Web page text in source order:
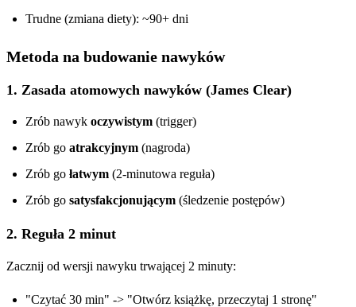
Trudne (zmiana diety): ~90+ dni
Metoda na budowanie nawyków
1. Zasada atomowych nawyków (James Clear)
Zrób nawyk oczywistym (trigger)
Zrób go atrakcyjnym (nagroda)
Zrób go łatwym (2-minutowa reguła)
Zrób go satysfakcjonującym (śledzenie postępów)
2. Reguła 2 minut
Zacznij od wersji nawyku trwającej 2 minuty:
"Czytać 30 min" -> "Otwórz książkę, przeczytaj 1 stronę"